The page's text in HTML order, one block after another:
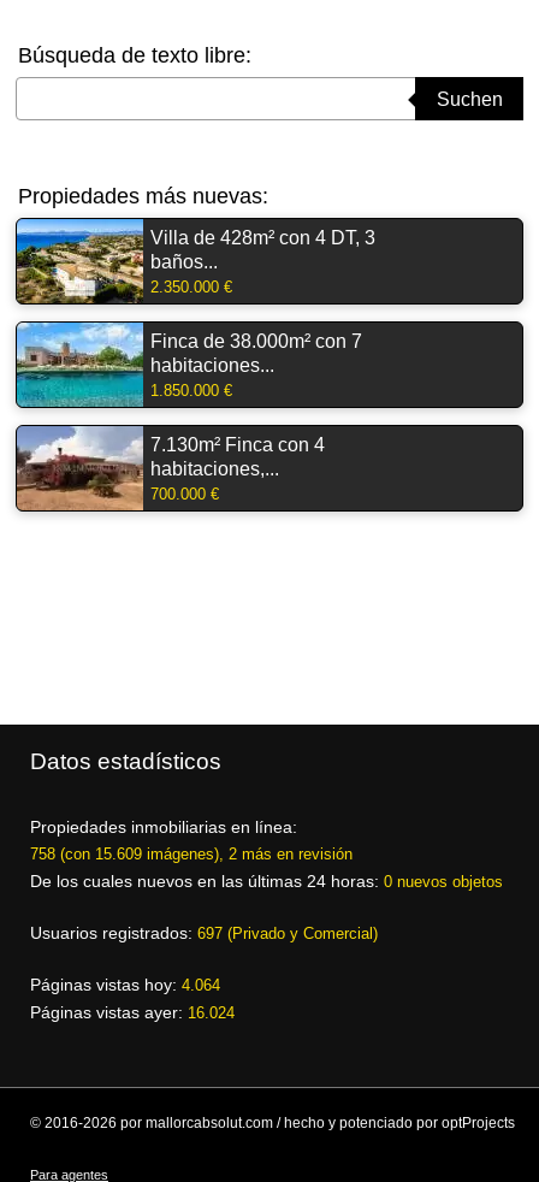
Búsqueda de texto libre:
Suchen
Propiedades más nuevas:
Villa de 428m² con 4 DT, 3
baños...
2.350.000 €
Finca de 38.000m² con 7
habitaciones...
1.850.000 €
7.130m² Finca con 4
habitaciones,...
700.000 €
Datos estadísticos
Propiedades inmobiliarias en línea:
758 (con 15.609 imágenes), 2 más en revisión
De los cuales nuevos en las últimas 24 horas: 0 nuevos objetos
Usuarios registrados: 697 (Privado y Comercial)
Páginas vistas hoy: 4.064
Páginas vistas ayer: 16.024
© 2016-2026 por mallorcabsolut.com / hecho y potenciado por optProjects
Para agentes